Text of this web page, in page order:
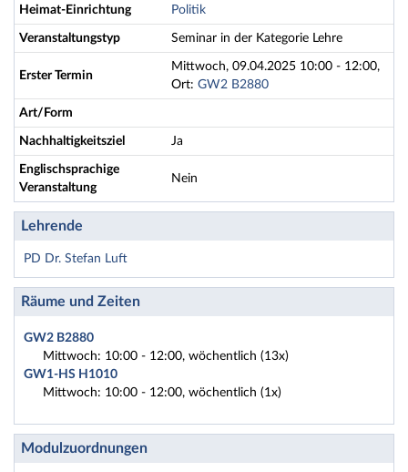
Heimat-Einrichtung Politik
Veranstaltungstyp Seminar in der Kategorie Lehre
Erster Termin
Mittwoch, 09.04.2025 10:00 - 12:00,
Ort: GW2 B2880
Art/Form
Nachhaltigkeitsziel Ja
Englischsprachige
Veranstaltung
Nein
Lehrende
PD Dr. Stefan Luft
Räume und Zeiten
GW2 B2880
Mittwoch: 10:00 - 12:00, wöchentlich (13x)
GW1-HS H1010
Mittwoch: 10:00 - 12:00, wöchentlich (1x)
Modulzuordnungen